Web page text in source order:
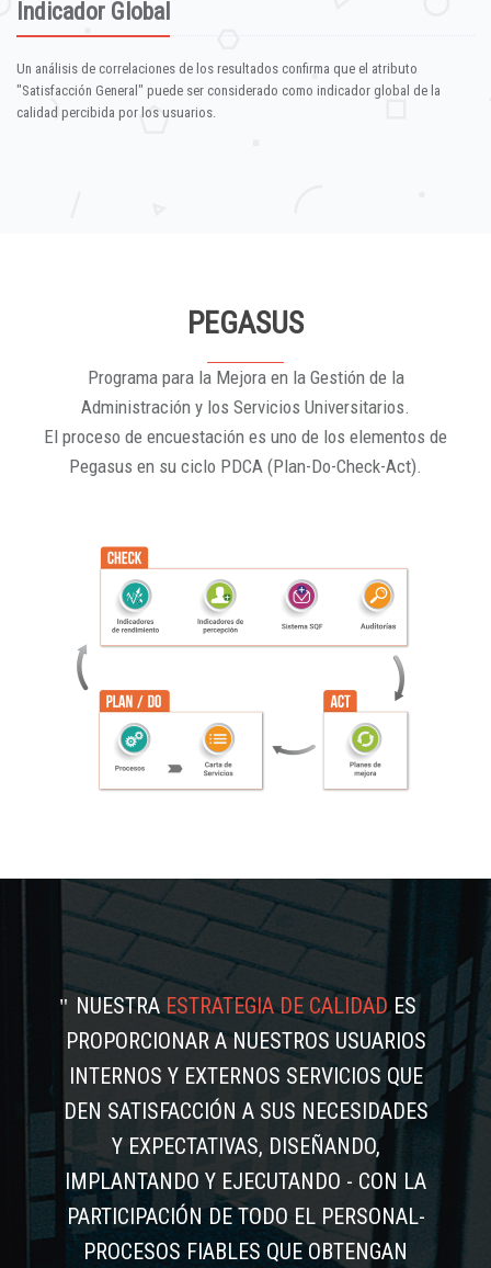
Indicador Global
Un análisis de correlaciones de los resultados confirma que el atributo
"Satisfacción General" puede ser considerado como indicador global de la
calidad percibida por los usuarios.
PEGASUS
Programa para la Mejora en la Gestión de la
Administración y los Servicios Universitarios.
El proceso de encuestación es uno de los elementos de
Pegasus en su ciclo PDCA (Plan-Do-Check-Act).
NUESTRAESTRATEGIA DE CALIDADES
PROPORCIONAR A NUESTROS USUARIOS
INTERNOS Y EXTERNOS SERVICIOS QUE
DEN SATISFACCIÓN A SUS NECESIDADES
Y EXPECTATIVAS, DISEÑANDO,
IMPLANTANDO Y EJECUTANDO - CON LA
PARTICIPACIÓN DE TODO EL PERSONAL-
PROCESOS FIABLES QUE OBTENGAN